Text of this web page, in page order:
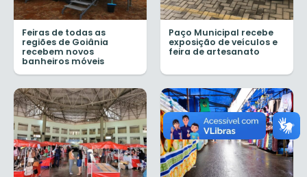
Feiras de todas as
regiões de Goiânia
recebem novos
banheiros móveis
Paço Municipal recebe
exposição de veículos e
feira de artesanato